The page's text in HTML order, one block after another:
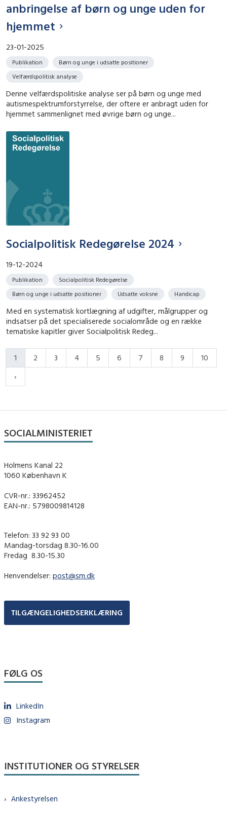
anbringelse af børn og unge uden for
hjemmet
23-01-2025
Publikation
Børn og unge i udsatte positioner
Velfærdspolitisk analyse
Denne velfærdspolitiske analyse ser på børn og unge med
autismespektrumforstyrrelse, der oftere er anbragt uden for
hjemmet sammenlignet med øvrige børn og unge...
Socialpolitisk Redegørelse 2024
19-12-2024
Publikation
Socialpolitisk Redegørelse
Børn og unge i udsatte positioner
Udsatte voksne Handicap
Med en systematisk kortlægning af udgifter, målgrupper og
indsatser på det specialiserede socialområde og en række
tematiske kapitler giver Socialpolitisk Redeg...
1 2 3 4 5 6 7 8 9 10
SOCIALMINISTERIET
Holmens Kanal 22
1060 København K
CVR-nr.: 33962452
EAN-nr.: 5798009814128
Telefon: 33 92 93 00
Mandag-torsdag 8.30-16.00
Fredag ​ 8.30-15.30
Henvendelser: post@sm.dk
TILGÆNGELIGHEDSERKLÆRING
FØLG OS
LinkedIn
Instagram
INSTITUTIONER OG STYRELSER
Ankestyrelsen